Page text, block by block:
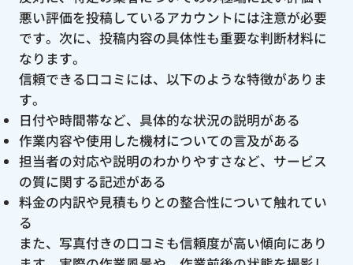
悪い評価を投稿しているアカウントには注意が必要
です。次に、投稿内容の具体性も重要な判断材料に
なります。
信頼できる口コミには、以下のような特徴がありま
す。
日付や時間帯など、具体的な状況の説明がある
作業内容や使用した機材についての言及がある
担当者の対応や説明のわかりやすさなど、サービス
の質に関する記述がある
料金の内訳や見積もりとの整合性について触れてい
る
また、写真付きの口コミも信頼度が高い傾向にあり